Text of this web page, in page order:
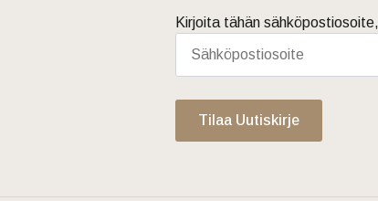
Kirjoita tähän
Tilaa Uutiskirje